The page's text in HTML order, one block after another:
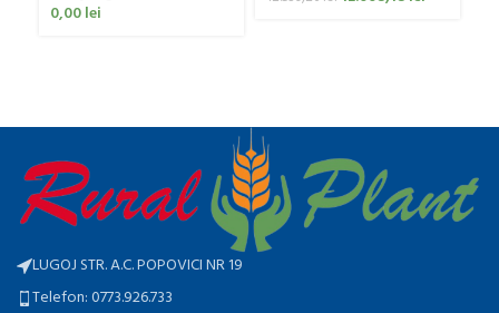
0,00lei
LUGOJ STR. A.C. POPOVICI NR 19
Telefon: 0773.926.733